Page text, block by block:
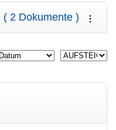
( 2 Dokumente )